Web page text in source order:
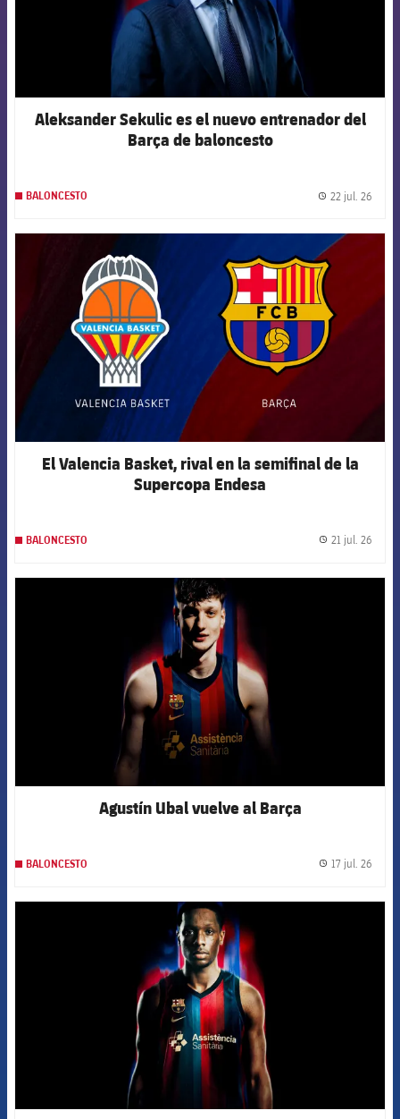
Aleksander Sekulic es el nuevo entrenador del
Barça de baloncesto
BALONCESTO 22 jul. 26
El Valencia Basket, rival en la semifinal de la
Supercopa Endesa
BALONCESTO 21 jul. 26
FCB Barcelona badge
Agustín Ubal vuelve al Barça
BALONCESTO 17 jul. 26
FCB Barcelona badge